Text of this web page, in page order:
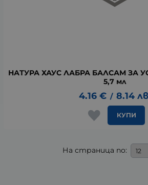
НАТУРА ХАУС ЛАБРА БАЛСАМ ЗА
5,7 мл
4.16 € / 8.14
КУПИ
На страница по: